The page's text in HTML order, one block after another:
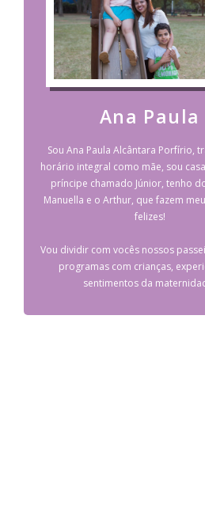
Ana Paula
Sou Ana Paula Alcântara Porfírio,
horário integral como mãe, sou
príncipe chamado Júnior, tenho
Manuella e o Arthur, que fazem
felizes!
Vou dividir com vocês nossos
programas com crianças,
sentimentos da